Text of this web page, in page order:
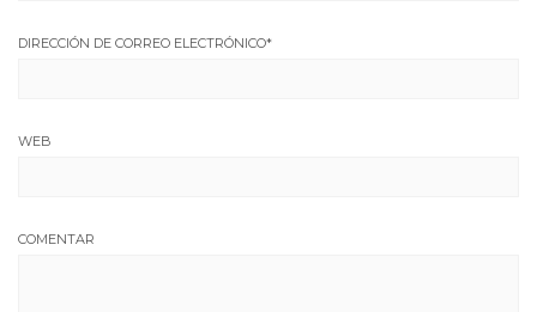
DIRECCIÓN DE CORREO ELECTRÓNICO*
WEB
COMENTAR